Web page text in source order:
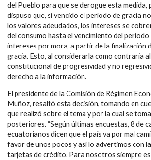
del Pueblo para que se derogue esta medida,
dispuso que, si vencido el período de gracia
los valores adeudados, los intereses se
del consumo hasta el vencimiento del período
intereses por mora, a partir de la finalización
gracia. Esto, al considerarla como contraria
constitucional de progresividad y no
derecho a la información.
El presidente de la Comisión de Régimen
Muñoz, resaltó esta decisión, tomando en
que realizó sobre el tema y por la cual se
posteriores. “Según últimas encuestas, 8 de
ecuatorianos dicen que el país va por mal
favor de unos pocos y así lo advertimos con
tarjetas de crédito. Para nosotros siempre